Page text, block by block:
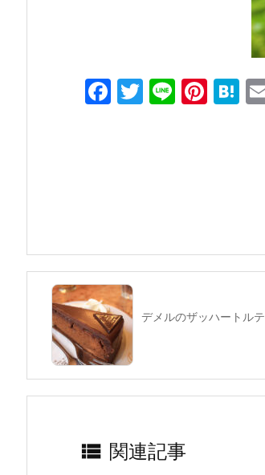
F
k
T
Li Pi H
デメルのザッハートルテ
 関連記事